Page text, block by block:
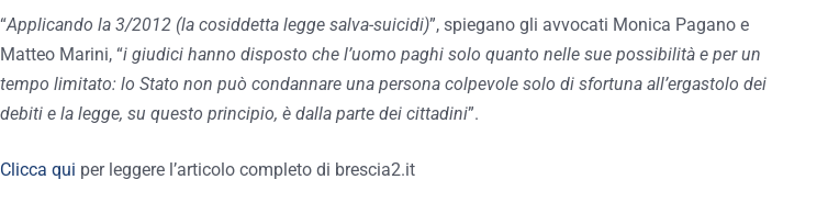
“Applicando la 3/2012 (la cosiddetta legge salva-suicidi)”, spiegano gli avvocati Monica Pagano e
Matteo Marini, “i giudici hanno disposto che l’uomo paghi solo quanto nelle sue possibilità e per un
tempo limitato: lo Stato non può condannare una persona colpevole solo di sfortuna all’ergastolo dei
debiti e la legge, su questo principio, è dalla parte dei cittadini”.
Clicca qui per leggere l’articolo completo di brescia2.it